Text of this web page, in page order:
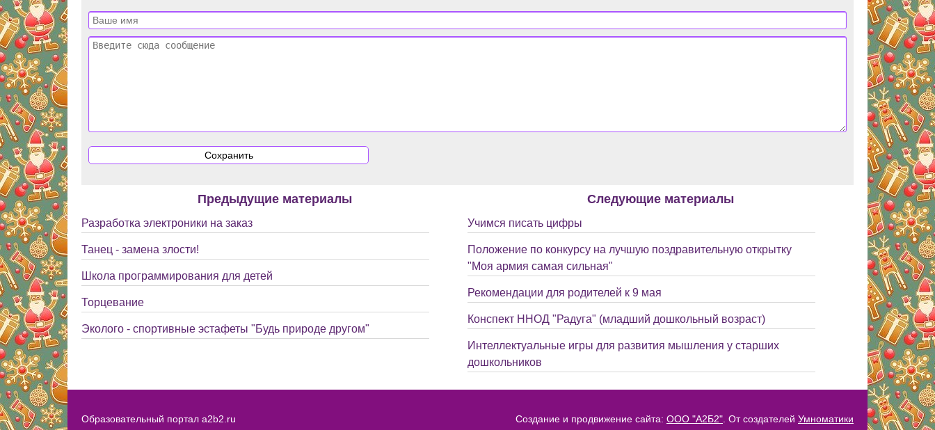
Предыдущие материалы
Разработка электроники на заказ
Танец - замена злости!
Школа программирования для детей
Торцевание
Эколого - спортивные эстафеты "Будь природе другом"
Следующие материалы
Учимся писать цифры
Положение по конкурсу на лучшую поздравительную открытку
"Моя армия самая сильная"
Рекомендации для родителей к 9 мая
Конспект ННОД "Радуга" (младший дошкольный возраст)
Интеллектуальные игры для развития мышления у старших
дошкольников
Образовательный портал a2b2.ru Создание и продвижение сайта: ООО "А2Б2" . От создателей Умноматики